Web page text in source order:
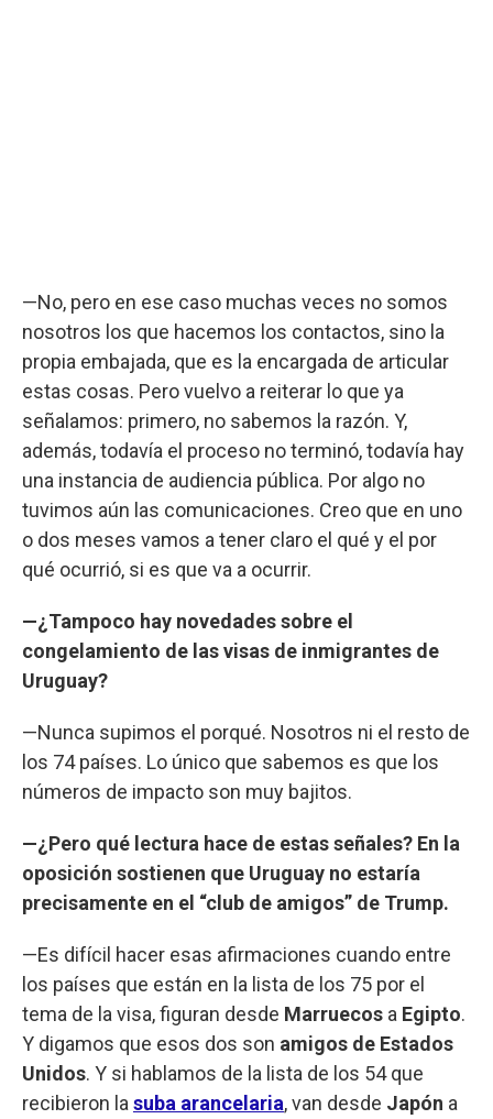
—No, pero en ese caso muchas veces no somos
nosotros los que hacemos los contactos, sino la
propia embajada, que es la encargada de articular
estas cosas. Pero vuelvo a reiterar lo que ya
señalamos: primero, no sabemos la razón. Y,
además, todavía el proceso no terminó, todavía hay
una instancia de audiencia pública. Por algo no
tuvimos aún las comunicaciones. Creo que en uno
o dos meses vamos a tener claro el qué y el por
qué ocurrió, si es que va a ocurrir.
—¿Tampoco hay novedades sobre el
congelamiento de las visas de inmigrantes de
Uruguay?
—Nunca supimos el porqué. Nosotros ni el resto de
los 74 países. Lo único que sabemos es que los
números de impacto son muy bajitos.
—¿Pero qué lectura hace de estas señales? En la
oposición sostienen que Uruguay no estaría
precisamente en el “club de amigos” de Trump.
—Es difícil hacer esas afirmaciones cuando entre
los países que están en la lista de los 75 por el
tema de la visa, figuran desde Marruecos a Egipto.
Y digamos que esos dos son amigos de Estados
Unidos. Y si hablamos de la lista de los 54 que
recibieron la suba arancelaria, van desde Japón a